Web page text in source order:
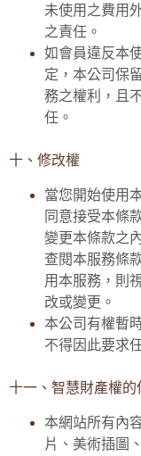
未使用之費用
之責任。
如會員違反本
定，本公司保
務之權利，且
任。
十、修改權
當您開始使用
同意接受本條
變更本條款之
查閱本服務條
用本服務，則
改或變更。
本公司有權暫
不得因此要求
十一、智慧財產權的
本網站所有內
片、美術插圖